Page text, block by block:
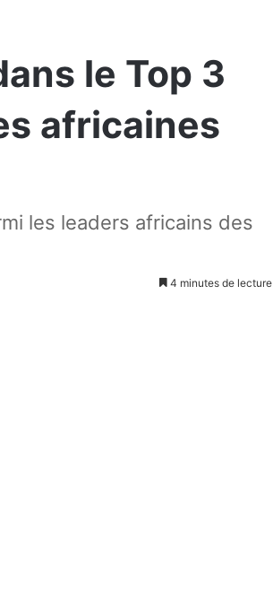
le Top 3
africaines
les leaders africains des
4 minutes de lecture